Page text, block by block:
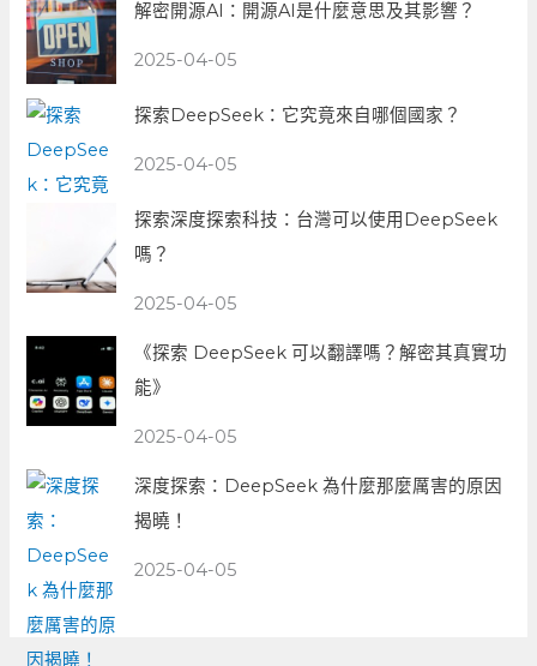
解密開源AI：開源AI是什麼意思及其影響？
2025-04-05
探索DeepSeek：它究竟來自哪個國家？
2025-04-05
探索深度探索科技：台灣可以使用DeepSeek
嗎？
2025-04-05
《探索 DeepSeek 可以翻譯嗎？解密其真實功
能》
2025-04-05
深度探索：DeepSeek 為什麼那麼厲害的原因
揭曉！
2025-04-05